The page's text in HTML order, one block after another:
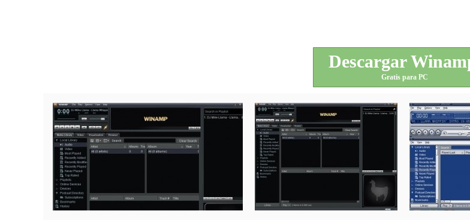
Descargar
Gratis para PC